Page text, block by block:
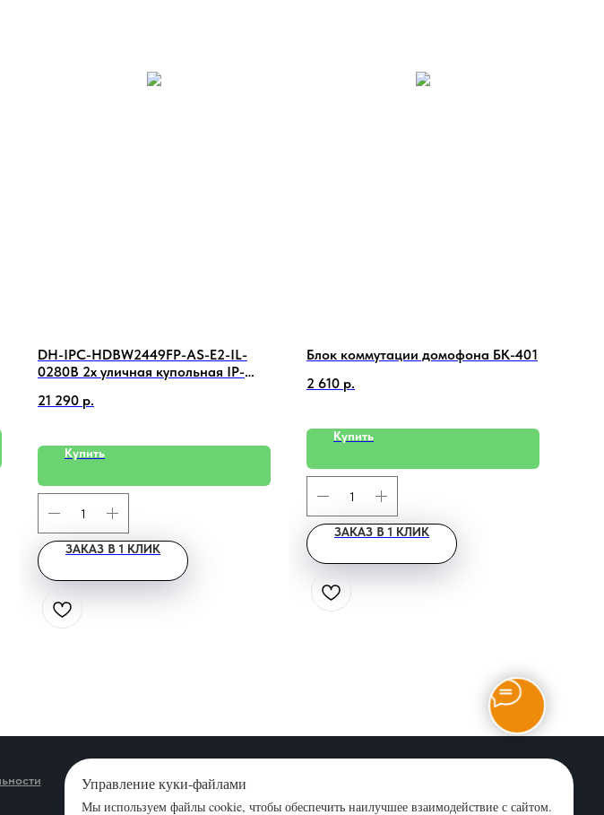
Управление куки-файлами
Мы используем файлы cookie, чтобы обеспечить наилучшее взаимодействие с сайтом.
DH-IPC-HDBW2449FP-AS-E2-IL-
0280B 2х уличная купольная IP-
21 290 р.
Купить
ЗАКАЗ В 1 КЛИК
Блок коммутации домофона БК-401
2 610 р.
Купить
ЗАКАЗ В 1 КЛИК
Новости Карта сайта